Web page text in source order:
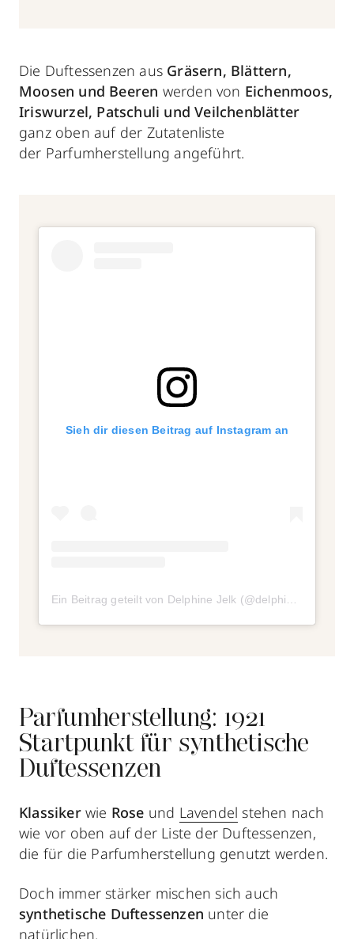
Die Duftessenzen aus Gräsern, Blättern,
Moosen und Beeren werden von Eichenmoos,
Iriswurzel, Patschuli und Veilchenblätter
ganz oben auf der Zutatenliste
der Parfumherstellung angeführt.
Sieh dir diesen Beitrag auf Instagram an
Parfumherstellung: 1921
Startpunkt für synthetische
Duftessenzen
Klassiker wie Rose und Lavendel stehen nach
wie vor oben auf der Liste der Duftessenzen,
die für die Parfumherstellung genutzt werden.
Doch immer stärker mischen sich auch
synthetische Duftessenzen unter die
natürlichen.